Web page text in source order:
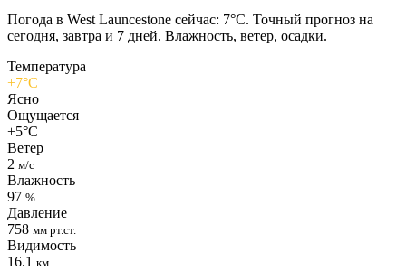
Погода в West Launcestonе сейчас: 7°C. Точный прогноз на
сегодня, завтра и 7 дней. Влажность, ветер, осадки.
Температура
+7°C
Ясно
Ощущается
+5°C
Ветер
2 м/с
Влажность
97 %
Давление
758 мм рт.ст.
Видимость
16.1 км